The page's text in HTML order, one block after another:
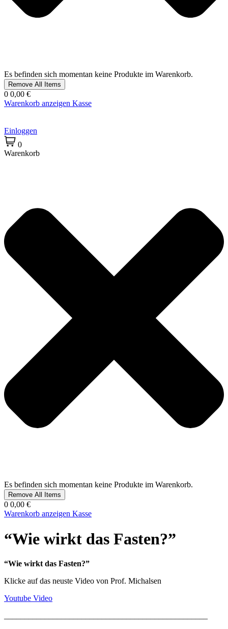
Es befinden sich momentan keine Produkte im Warenkorb.
Remove All Items
0 0,00 €
Warenkorb anzeigen Kasse
Einloggen
0
Warenkorb
Es befinden sich momentan keine Produkte im Warenkorb.
Remove All Items
0 0,00 €
Warenkorb anzeigen Kasse
“Wie wirkt das Fasten?”
“Wie wirkt das Fasten?”
Klicke auf das neuste Video von Prof. Michalsen
Youtube Video